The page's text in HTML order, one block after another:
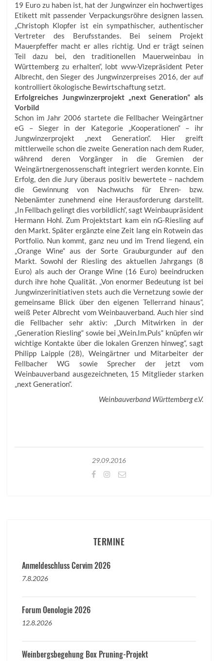
19 Euro zu haben ist, hat der Jungwinzer ein hochwertiges
Etikett mit passender Verpackungsröhre designen lassen.
„Christoph Klopfer ist ein sympathischer, authentischer
Vertreter des Berufsstandes. Bei seinem Projekt
Mauerpfeffer macht er alles richtig. Und er trägt seinen
Teil dazu bei, den traditionellen Mauerweinbau in
Württemberg zu erhalten“, lobt wvw-Vizepräsident Peter
Albrecht, den Sieger des Jungwinzerpreises 2016, der auf
kontrolliert ökologische Bewirtschaftung setzt.
Erfolgreiches Jungwinzerprojekt „next Generation“ als
Vorbild
Schon im Jahr 2006 startete die Fellbacher Weingärtner
eG – Sieger in der Kategorie „Kooperationen“ – ihr
Jungwinzerprojekt „next Generation“. Hier greift
mittlerweile schon die zweite Generation nach dem Ruder,
während deren Vorgänger in die Gremien der
Weingärtnergenossenschaft integriert werden konnte. Ein
Erfolg, den die Jury überaus positiv bewertete – nachdem
die Gewinnung von Nachwuchs für Ehren- bzw.
Nebenämter zunehmend eine Herausforderung darstellt.
„In Fellbach gelingt dies vorbildlich“, sagt Weinbaupräsident
Hermann Hohl. Zum Projektstart kam ein nG-Riesling auf
den Markt. Später ergänzte eine Zeit lang ein Rotwein das
Portfolio. Nun kommt, ganz neu und im Trend liegend, ein
„Orange Wine“ aus der Sorte Grauburgunder auf den
Markt. Sowohl der Riesling des aktuellen Jahrgangs (8
Euro) als auch der Orange Wine (16 Euro) beeindrucken
durch ihre hohe Qualität. „Von enormer Bedeutung ist bei
Jungwinzerinitiativen stets auch die Vernetzung sowie der
gemeinsame Blick über den eigenen Tellerrand hinaus“,
weiß Peter Albrecht vom Weinbauverband. Auch hier sind
die Fellbacher sehr aktiv: „Durch Mitwirken in der
„Generation Riesling“ sowie bei „Wein.Im.Puls“ knüpfen wir
wichtige Kontakte über die lokalen Grenzen hinweg“, sagt
Philipp Laipple (28), Weingärtner und Mitarbeiter der
Fellbacher WG sowie Sprecher der jetzt vom
Weinbauverband ausgezeichneten, 15 Mitglieder starken
„next Generation“.
Weinbauverband Württemberg e.V.
29.09.2016
TERMINE
Anmeldeschluss Cervim 2026
7.8.2026
Forum Oenologie 2026
12.8.2026
Weinbergsbegehung Box Pruning-Projekt